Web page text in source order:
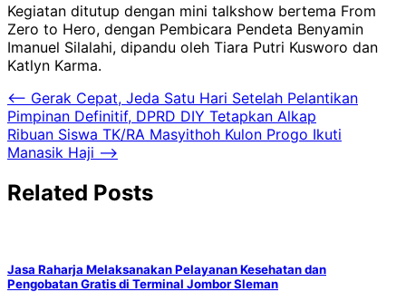
Kegiatan ditutup dengan mini talkshow bertema From
Zero to Hero, dengan Pembicara Pendeta Benyamin
Imanuel Silalahi, dipandu oleh Tiara Putri Kusworo dan
Katlyn Karma.
Navigasi
pos
⟵ Gerak Cepat, Jeda Satu Hari Setelah Pelantikan
Pimpinan Definitif, DPRD DIY Tetapkan Alkap
Ribuan Siswa TK/RA Masyithoh Kulon Progo Ikuti
Manasik Haji ⟶
Related Posts
Jasa Raharja Melaksanakan Pelayanan Kesehatan dan
Pengobatan Gratis di Terminal Jombor Sleman